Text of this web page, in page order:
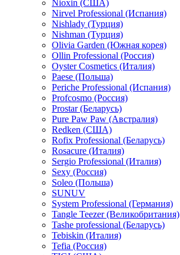
Nioxin (США)
Nirvel Professional (Испания)
Nishlady (Турция)
Nishman (Турция)
Olivia Garden (Южная корея)
Ollin Professional (Россия)
Oyster Cosmetics (Италия)
Paese (Польша)
Periche Professional (Испания)
Profcosmo (Россия)
Prostar (Беларусь)
Pure Paw Paw (Австралия)
Redken (США)
Rofix Professional (Беларусь)
Rosacure (Италия)
Sergio Professional (Италия)
Sexy (Россия)
Soleo (Польша)
SUNUV
System Professional (Германия)
Tangle Teezer (Великобритания)
Tashe professional (Беларусь)
Tebiskin (Италия)
Tefia (Россия)